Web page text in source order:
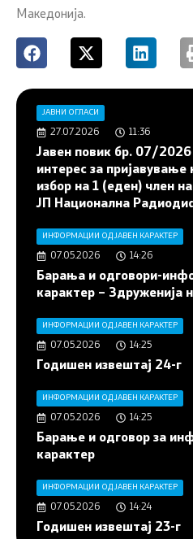
Македонија.
ЈАВНИ ОГЛАСИ
27.07.2026 11:36
Јавен повик бр. 07/2026
интерес за пријавување
избор на 1 (еден) член
ЈП Национална
ИНФОРМАЦИИ ОД ЈАВЕН КАРАКТЕР
07.05.2026 14:26
Барања и одговори-
карактер – Здруженија
ИНФОРМАЦИИ ОД ЈАВЕН КАРАКТЕР
07.05.2026 14:25
Годишен извештај 24-г
ИНФОРМАЦИИ ОД ЈАВЕН КАРАКТЕР
07.05.2026 14:25
Барање и одговор за
карактер
ИНФОРМАЦИИ ОД ЈАВЕН КАРАКТЕР
07.05.2026 14:24
Годишен извештај 23-г